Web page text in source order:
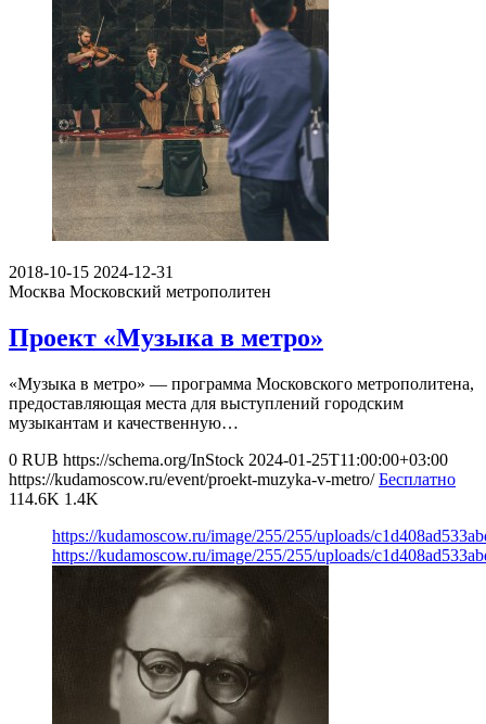
2018-10-15 2024-12-31
Москва Московский метрополитен
Проект «Музыка в метро»
«Музыка в метро» — программа Московского метрополитена,
предоставляющая места для выступлений городским
музыкантам и качественную…
0 RUB https://schema.org/InStock 2024-01-25T11:00:00+03:00
https://kudamoscow.ru/event/proekt-muzyka-v-metro/ Бесплатно
114.6K 1.4K
https://kudamoscow.ru/image/255/255/uploads/
https://kudamoscow.ru/image/255/255/uploads/